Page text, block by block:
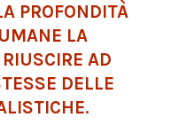
PROFONDITÀ
LA
AD
DELLE